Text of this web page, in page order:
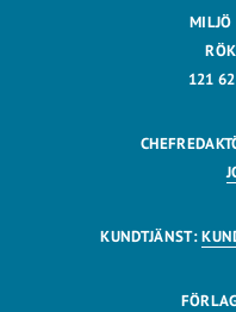
121
KUNDTJÄNST: